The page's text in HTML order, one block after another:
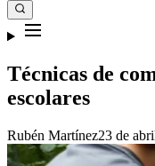
Técnicas de
escolares
Rubén Martínez23 de